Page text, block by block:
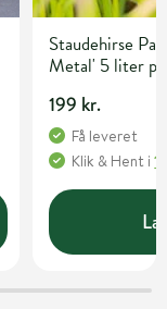
Staudehirse
Metal' 5 liter
199 kr.
Få leveret
Klik & Hent i